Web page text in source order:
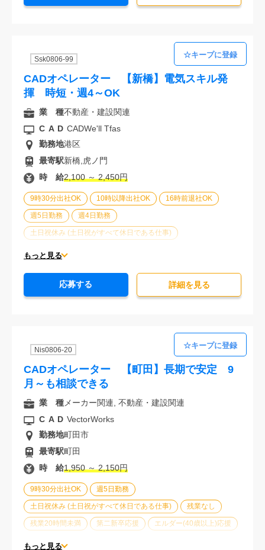
大手企業 駅から徒歩5分以内 20代活躍中
Ssk0806-99
CADオペレーター 【新橋】電気スキル発
揮 時短・週4～OK
9時30分出社OK 10時以降出社OK 16時前退社OK
週5日勤務 週4日勤務
土日祝休み (土日祝がすべて休日である仕事)
平日休みあり (週に一度以上平日に休日がある仕事)
エルダー(40歳以上)応援 服装自由
大手企業 オフィスが禁煙 20代活躍中 30代活躍中
もっと見る
業 種不動産・建設関連
CAD CADWe'll Tfas
勤務地港区
最寄駅新橋,虎ノ門
時 給2,100 ～ 2,450円
応募する 詳細を⾒る
Nis0806-20
CADオペレーター 【町田】長期で安定 9
月～も相談できる
9時30分出社OK 週5日勤務
土日祝休み (土日祝がすべて休日である仕事) 残業なし
残業20時間未満 第二新卒応援 エルダー(40歳以上)応援
ブランクOK
もっと見る
業 種メーカー関連, 不動産・建設関連
CAD VectorWorks
勤務地町田市
最寄駅町田
時 給1,950 ～ 2,150円